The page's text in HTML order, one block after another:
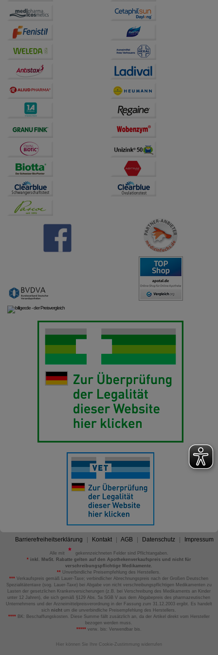
auf unserer Website aber auch die Werbung auf
Drittseiten möglichst relevant für Sie zu gestalten.
Bitte beachten Sie, dass Daten hierfür teilweise an
Dritte wie z.B. Google oder soziale Medien
übertragen werden.
Barrierefreiheitserklärung Kontakt AGB Datenschutz Impressum
Alle mit
gekennzeichneten Felder sind Pflichtangaben.
*inkl. MwSt. Rabatte gelten auf den Apothekenverkaufspreis und nicht für
verschreibungspflichtige Medikamente.
** Unverbindliche Preisempfehlung des Herstellers.
*** Verkaufspreis gemäß Lauer-Taxe; verbindlicher Abrechnungspreis nach der Großen Deutschen
Spezialitätentaxe (sog. Lauer-Taxe) bei Abgabe von nicht verschreibungspflichtigen Medikamenten zu
Lasten der gesetzlichen Krankenversicherungen (z.B. bei Verschreibung des Medikaments an Kinder
unter 12 Jahren), die sich gemäß §129 Abs. 5a SGB V aus dem Abgabepreis des pharmazeutischen
Unternehmens und der Arzneimittelpreisverordnung in der Fassung zum 31.12.2003 ergibt. Es handelt
sich nicht um die unverbindliche Preisempfehlung des Herstellers.
****BK: Beschaffungskosten. Diese Summe fällt zusätzlich an, da der Artikel direkt vom Hersteller
bezogen werden muss.
*****verw. bis: Verwendbar bis.
Hier können Sie Ihre Cookie-Zustimmung widerrufen